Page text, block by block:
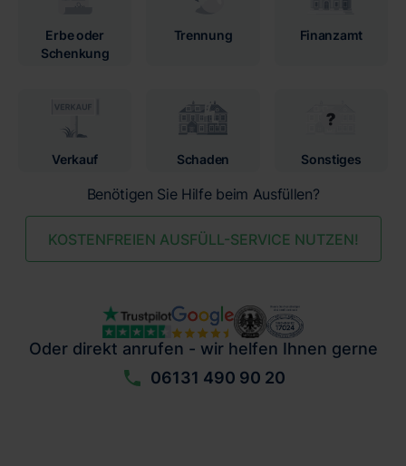
Erbe oder
Schenkung
Trennung Finanzamt
Verkauf Schaden Sonstiges
Benötigen Sie Hilfe beim Ausfüllen?
KOSTENFREIEN AUSFÜLL-SERVICE NUTZEN!
Oder direkt anrufen - wir helfen Ihnen gerne
06131 490 90 20